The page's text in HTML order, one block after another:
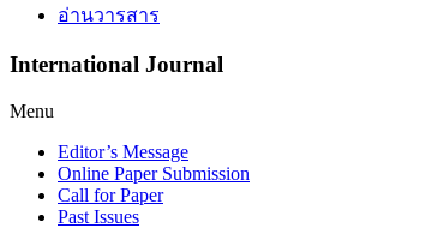
อ่านวารสาร
International Journal
Menu
Editor’s Message
Online Paper Submission
Call for Paper
Past Issues